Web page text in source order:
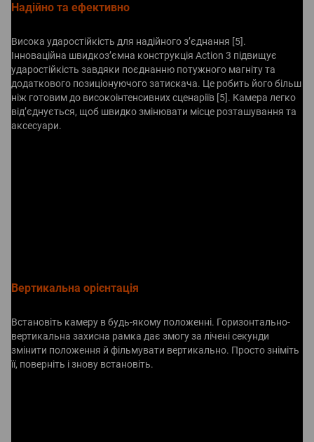
Надійно та ефективно
Висока ударостійкість для надійного з’єднання [5].
Інноваційна швидкоз’ємна конструкція Action 3 підвищує
ударостійкість завдяки поєднанню потужного магніту та
додаткового позиціонуючого затискача. Це робить його більш
ніж готовим до високоінтенсивних сценаріїв [5]. Камера легко
від’єднується, щоб швидко змінювати місце розташування та
аксесуари.
Вертикальна орієнтація
Встановіть камеру в будь-якому положенні. Горизонтально-
вертикальна захисна рамка дає змогу за лічені секунди
змінити положення й фільмувати вертикально. Просто зніміть
її, поверніть і знову встановіть.